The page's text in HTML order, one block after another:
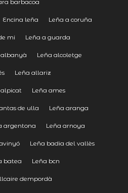
barbacoa
Encina leña Leña a coruña
mi Leña a guarda
albanyà Leña alcoletge
Leña allariz
alpicat Leña ames
de ulla Leña aranga
argentona Leña arnoya
Leña badia del vallès
batea Leña bcn
dempordà